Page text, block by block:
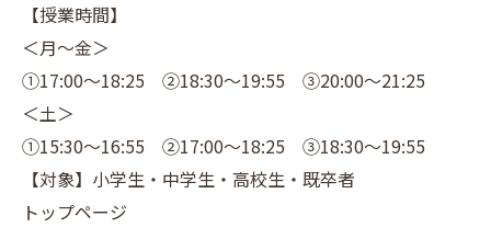
【授業時間】
＜月～金＞
①17:00～18:25 ②18:30～19:55 ③20:00～21:25
＜土＞
①15:30～16:55 ②17:00～18:25 ③18:30～19:55
【対象】小学生・中学生・高校生・既卒者
トップページ